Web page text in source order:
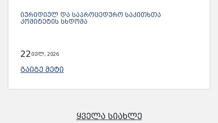
ᲘᲣᲠᲘᲓᲘᲣᲚ ᲓᲐ ᲡᲐᲞᲠᲝᲪᲔᲓᲣᲠᲝ ᲡᲐᲙᲘᲗᲮᲗᲐ
ᲙᲝᲛᲘᲢᲔᲢᲘᲡ ᲡᲮᲓᲝᲛᲐ
22 ივლ, 2026
ᲒᲐᲘᲒᲔ ᲛᲔᲢᲘ
ᲧᲕᲔᲚᲐ ᲡᲘᲐᲮᲚᲔ